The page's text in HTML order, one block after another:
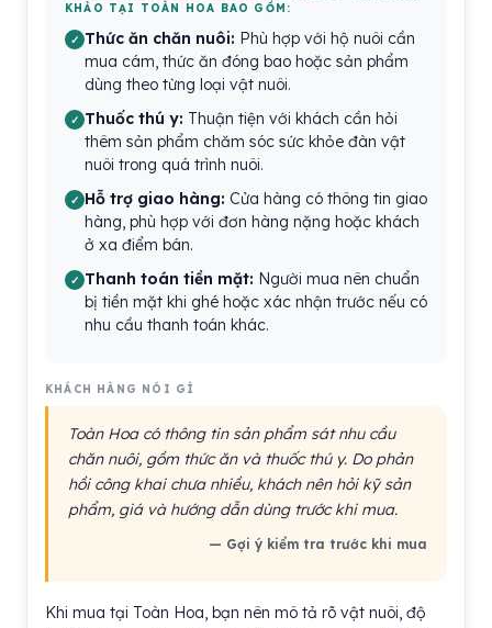
KHẢO TẠI TOÀN HOA BAO GỒM:
Thức ăn chăn nuôi: Phù hợp với hộ nuôi cần
mua cám, thức ăn đóng bao hoặc sản phẩm
dùng theo từng loại vật nuôi.
Thuốc thú y: Thuận tiện với khách cần hỏi
thêm sản phẩm chăm sóc sức khỏe đàn vật
nuôi trong quá trình nuôi.
Hỗ trợ giao hàng: Cửa hàng có thông tin giao
hàng, phù hợp với đơn hàng nặng hoặc khách
ở xa điểm bán.
Thanh toán tiền mặt: Người mua nên chuẩn
bị tiền mặt khi ghé hoặc xác nhận trước nếu có
nhu cầu thanh toán khác.
KHÁCH HÀNG NÓI GÌ
Toàn Hoa có thông tin sản phẩm sát nhu cầu
chăn nuôi, gồm thức ăn và thuốc thú y. Do phản
hồi công khai chưa nhiều, khách nên hỏi kỹ sản
phẩm, giá và hướng dẫn dùng trước khi mua.
— Gợi ý kiểm tra trước khi mua
Khi mua tại Toàn Hoa, bạn nên mô tả rõ vật nuôi, độ